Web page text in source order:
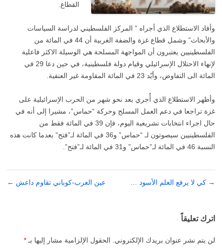
القطاع.
وأفاد الاستطلاع الذي أجراه ” المركز الفلسطيني لدراسة السياسات
والأبحاث” وشمل قطاع غزة والضفة الغربية أن 44 في المائة من
الفلسطينيين يعتبرون أن المواجهة المسلحة هي الوسيلة الاكثر فاعلية
لإنهاء الاحتلال الإسرائيلي وقيام دولة فلسطينية، في حين دعا 29 في
المائة الى التفاوض، وأيّد 23 في المائة المقاومة غير العنفية.
وأظهر الاستطلاع الذي أُجري بعد نحو شهر من الحرب الإسرائيلية على
غزة تراجعا في دعم العمل المسلح وحركة “حماس”، مشيرا إلى أنه في
حال اجراء انتخابات تشريعية اليوم، فإن 39 في المائة فقط من
الفلسطينيين سيصوتون لـ “حماس” و36 في المائة لـ”فتح” بعدما كانت هذه
النسبة 46 في المائة لـ”حماس” و31 في المائة لـ”فتح”.
تصفّح
→ كي لا يرفع العلم الأسود … عين العرب-كوباني تقاوم داعش ←
اترك تعليقاً
لن يتم نشر عنوان بريدك الإلكتروني. الحقول الإلزامية مشار إليها بـ *